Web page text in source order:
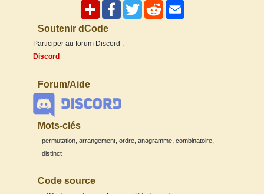
Soutenir dCode
Participer au forum Discord :
Discord
Forum/Aide
Mots-clés
permutation, arrangement, ordre, anagramme, combinatoire,
distinct
Code source